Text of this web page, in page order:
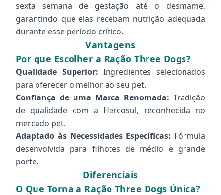
sexta semana de gestação até o desmame,
garantindo que elas recebam nutrição adequada
durante esse período crítico.
Vantagens
Por que Escolher a Ração Three Dogs?
Qualidade Superior: Ingredientes selecionados
para oferecer o melhor ao seu pet.
Confiança de uma Marca Renomada: Tradição
de qualidade com a Hercosul, reconhecida no
mercado pet.
Adaptado às Necessidades Específicas: Fórmula
desenvolvida para filhotes de médio e grande
porte.
Diferenciais
O Que Torna a Ração Three Dogs Única?